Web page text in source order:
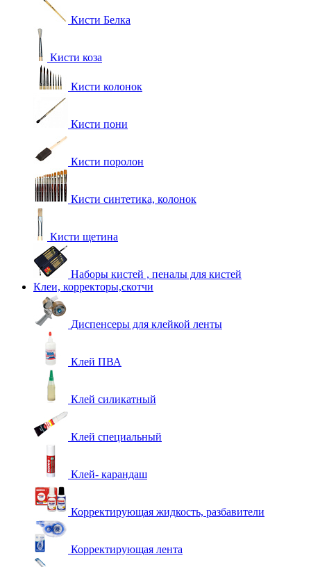
Кисти Белка
Кисти коза
Кисти колонок
Кисти пони
Кисти поролон
Кисти синтетика, колонок
Кисти щетина
Наборы кистей , пеналы для кистей
Клеи, корректоры,скотчи
Диспенсеры для клейкой ленты
Клей ПВА
Клей силикатный
Клей специальный
Клей- карандаш
Корректирующая жидкость, разбавители
Корректирующая лента